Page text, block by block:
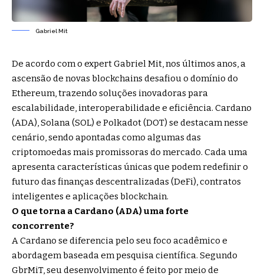
Gabriel Mit
De acordo com o expert Gabriel Mit, nos últimos anos, a
ascensão de novas blockchains desafiou o domínio do
Ethereum, trazendo soluções inovadoras para
escalabilidade, interoperabilidade e eficiência. Cardano
(ADA), Solana (SOL) e Polkadot (DOT) se destacam nesse
cenário, sendo apontadas como algumas das
criptomoedas mais promissoras do mercado. Cada uma
apresenta características únicas que podem redefinir o
futuro das finanças descentralizadas (DeFi), contratos
inteligentes e aplicações blockchain.
O que torna a Cardano (ADA) uma forte
concorrente?
A Cardano se diferencia pelo seu foco acadêmico e
abordagem baseada em pesquisa científica. Segundo
GbrMiT, seu desenvolvimento é feito por meio de